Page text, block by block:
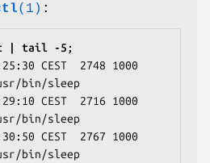
(1) :
| tail -5 ;
CEST  2748 1000
bin/sleep
CEST  2716 1000
bin/sleep
CEST  2767 1000
bin/sleep